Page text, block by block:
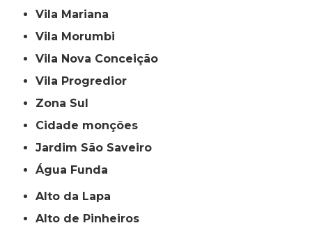
Vila Mariana
Vila Morumbi
Vila Nova Conceição
Vila Progredior
Zona Sul
cidade monções
jardim São Saveiro
Água Funda
Alto da Lapa
Alto de Pinheiros